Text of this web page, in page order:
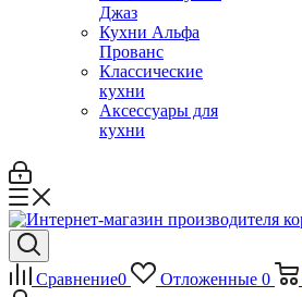
Джаз
Кухни Альфа
Прованс
Классические
кухни
Аксессуары для
кухни
Сравнение0 Отложенные 0